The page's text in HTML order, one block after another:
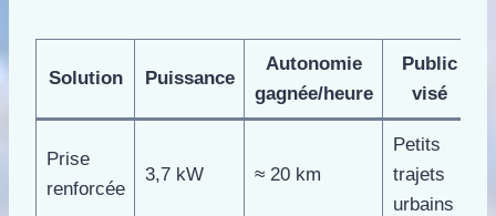
Solution Puissance
Autonomie
gagnée/heure
Public
visé
Prise
renforcée
3,7 kW ≈ 20 km
Petits
trajets
urbains